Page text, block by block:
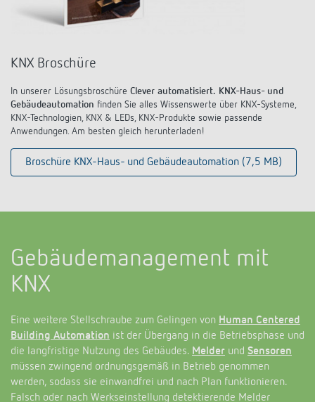
KNX Broschüre
In unserer Lösungsbroschüre Clever automatisiert. KNX-Haus- und
Gebäudeautomation finden Sie alles Wissenswerte über KNX-Systeme,
KNX-Technologien, KNX & LEDs, KNX-Produkte sowie passende
Anwendungen. Am besten gleich herunterladen!
Broschüre KNX-Haus- und Gebäudeautomation (7,5 MB)
Gebäudemanagement mit
KNX
Eine weitere Stellschraube zum Gelingen von Human Centered
Building Automation ist der Übergang in die Betriebsphase und
die langfristige Nutzung des Gebäudes. Melder und Sensoren
müssen zwingend ordnungsgemäß in Betrieb genommen
werden, sodass sie einwandfrei und nach Plan funktionieren.
Falsch oder nach Werkseinstellung detektierende Melder